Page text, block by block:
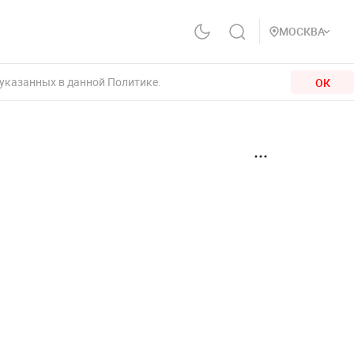
МОСКВА
в данной Политике. ОК